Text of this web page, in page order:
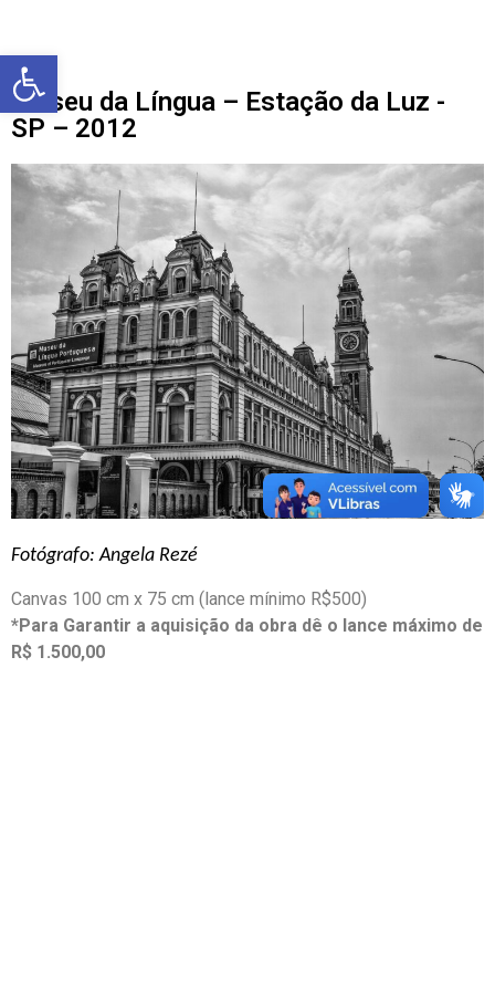
Barra de Ferramentas Aberta
Museu da Língua – Estação da Luz -
SP – 2012
Fotógrafo: Angela Rezé
Canvas 100 cm x 75 cm (lance mínimo R$500)
*Para Garantir a aquisição da obra dê o lance máximo de
R$ 1.500,00